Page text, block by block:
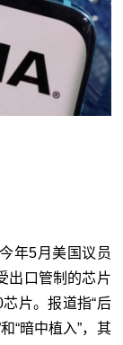
年5月美国议员
出口管制的芯片
片。报道指“后
“暗中植入”，其